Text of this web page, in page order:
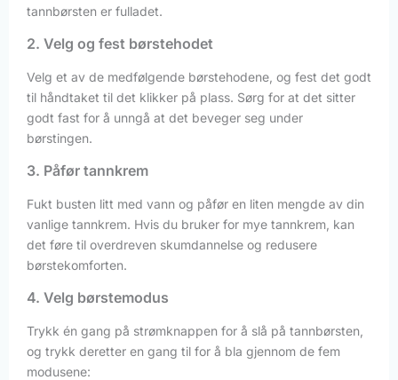
tannbørsten er fulladet.
2. Velg og fest børstehodet
Velg et av de medfølgende børstehodene, og fest det godt
til håndtaket til det klikker på plass. Sørg for at det sitter
godt fast for å unngå at det beveger seg under
børstingen.
3. Påfør tannkrem
Fukt busten litt med vann og påfør en liten mengde av din
vanlige tannkrem. Hvis du bruker for mye tannkrem, kan
det føre til overdreven skumdannelse og redusere
børstekomforten.
4. Velg børstemodus
Trykk én gang på strømknappen for å slå på tannbørsten,
og trykk deretter en gang til for å bla gjennom de fem
modusene: